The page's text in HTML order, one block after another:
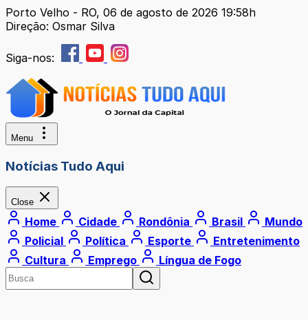
Porto Velho - RO, 06 de agosto de 2026 19:58h
Direção: Osmar Silva
Siga-nos:
Menu
Notícias Tudo Aqui
Close
Home Cidade Rondônia Brasil
Mundo
Policial
Política Esporte
Entretenimento
Cultura
Emprego Língua de Fogo